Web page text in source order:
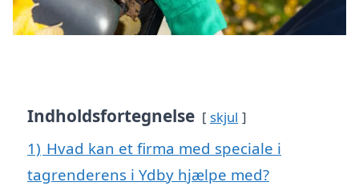
Indholdsfortegnelse skjul
1) Hvad kan et firma med speciale i
tagrenderens i Ydby hjælpe med?